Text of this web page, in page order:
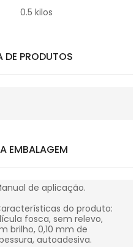
0.5 kilos
PRODUTOS
EMBALAGEM
de aplicação.
do produto:
fosca, sem relevo,
brilho, 0,10 mm de
autoadesiva.